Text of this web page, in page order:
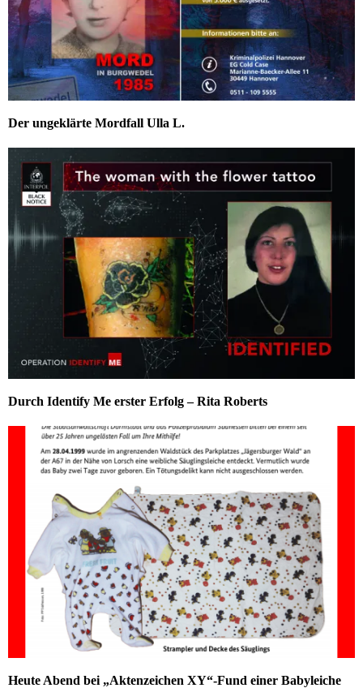
Der ungeklärte Mordfall Ulla L.
Durch Identify Me erster Erfolg – Rita Roberts
Heute Abend bei „Aktenzeichen XY“-Fund einer Babyleiche